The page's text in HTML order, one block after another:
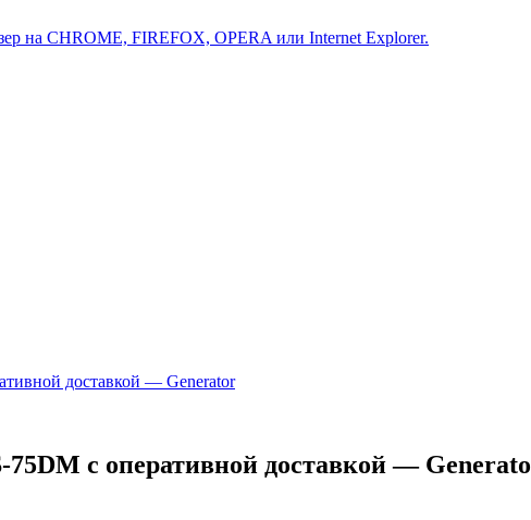
на CHROME, FIREFOX, OPERA или Internet Explorer.
доставкой — Generator
с оперативной доставкой —